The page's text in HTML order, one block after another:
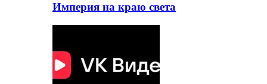
Империя на краю света